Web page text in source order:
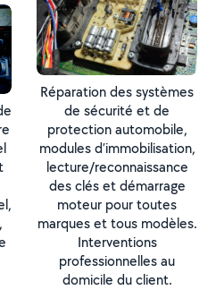
Réparation des systèmes
de sécurité et de
protection automobile,
modules d’immobilisation,
lecture/reconnaissance
des clés et démarrage
moteur pour toutes
marques et tous modèles.
Interventions
professionnelles au
domicile du client.